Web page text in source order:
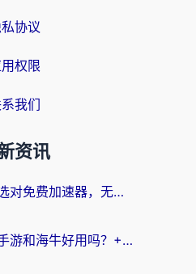
协议
权限
我们
资讯
海外党必看：如何选对免费加速器，无缝访问国内资源不踩坑？
海外党必看：雷神手游和海牛好用吗？+3款热门加速器实测对比，附番茄加速器无缝回国指南